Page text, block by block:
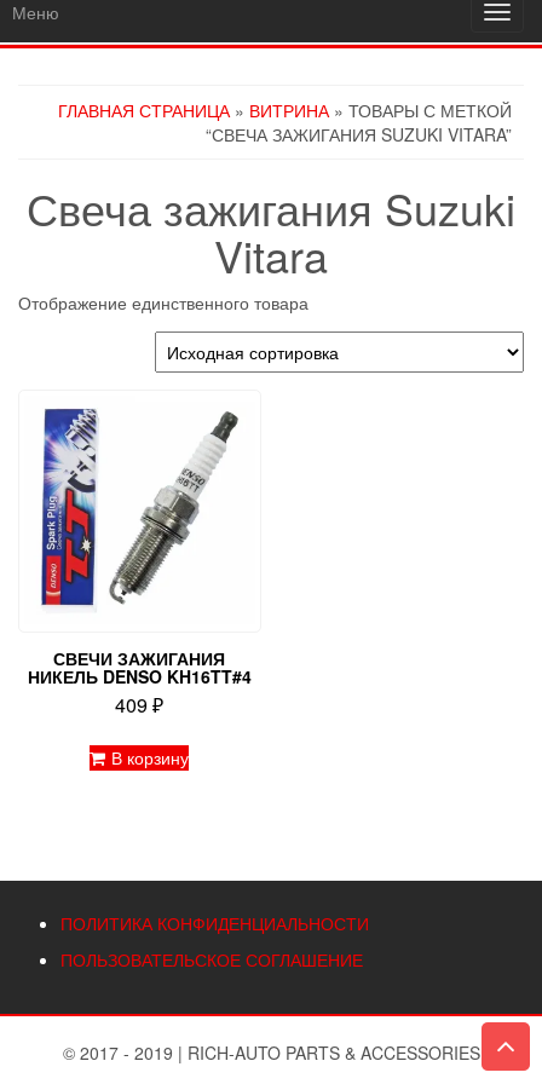
Меню
ГЛАВНАЯ СТРАНИЦА» ВИТРИНА» ТОВАРЫ С МЕТКОЙ
“СВЕЧА ЗАЖИГАНИЯ SUZUKI VITARA”
Свеча зажигания Suzuki
Vitara
Отображение единственного товара
СВЕЧИ ЗАЖИГАНИЯ
НИКЕЛЬ DENSO KH16TT#4
409₽
В корзину
ПОЛИТИКА КОНФИДЕНЦИАЛЬНОСТИ
ПОЛЬЗОВАТЕЛЬСКОЕ СОГЛАШЕНИЕ
© 2017 - 2019 | RICH-AUTO PARTS & ACCESSORIES